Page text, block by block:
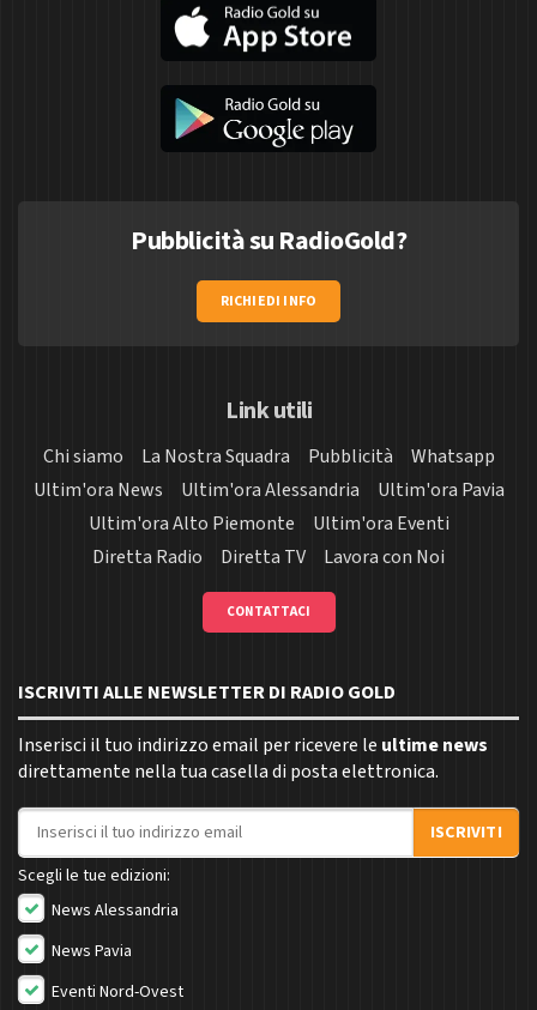
Pubblicità su RadioGold?
RICHIEDI INFO
Link utili
Chi siamo La Nostra Squadra Pubblicità
Whatsapp
Ultim'ora News
Ultim'ora Alessandria
Ultim'ora Pavia
Ultim'ora Alto Piemonte
Ultim'ora Eventi
Diretta Radio
Diretta TV Lavora con Noi
CONTATTACI
ISCRIVITI ALLE NEWSLETTER DI RADIO GOLD
Inserisci il tuo indirizzo email per ricevere le ultime news
direttamente nella tua casella di posta elettronica.
Indirizzo email
ISCRIVITI
Scegli le tue edizioni:
News Alessandria
News Pavia
Eventi Nord-Ovest